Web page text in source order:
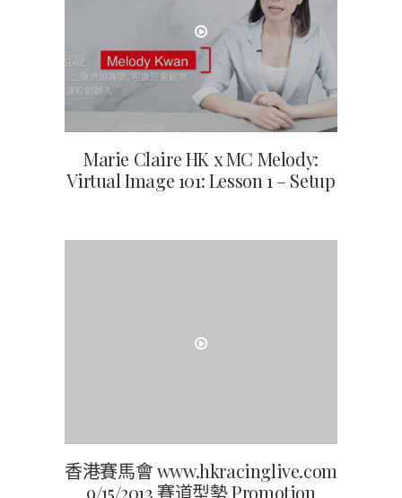
Marie Claire HK x MC Melody:
Virtual Image 101: Lesson 1 – Setup
香港賽馬會 www.hkracinglive.com
9/15/2013 賽道型勢 Promotion